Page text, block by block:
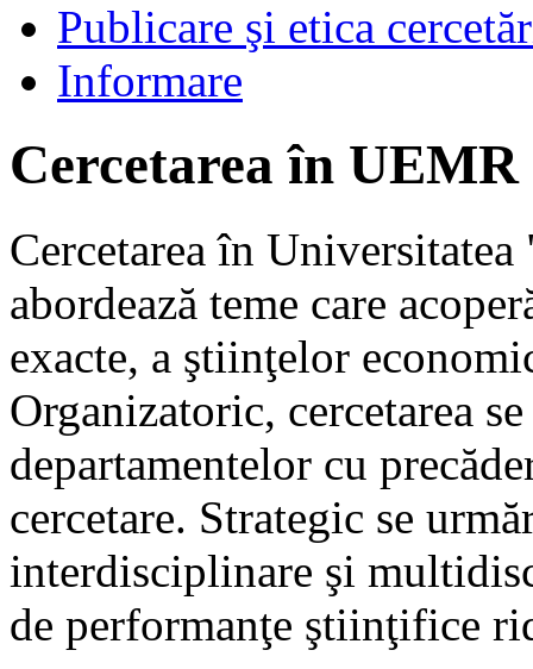
Publicare şi etica
Informare
Cercetarea în UEMR
Cercetarea în
abordează teme care
exacte, a ştiinţelor
Organizatoric, cercetarea
departamentelor cu
cercetare. Strategic se
interdisciplinare şi
de performanţe ştiinţifice